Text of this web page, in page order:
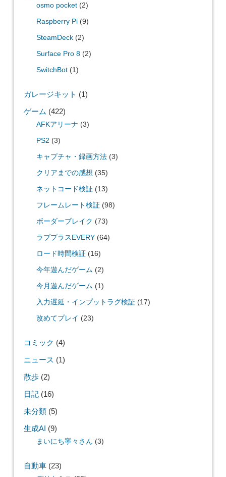
osmo pocket(2)
Raspberry Pi(9)
SteamDeck(2)
Surface Pro 8(2)
SwitchBot(1)
ガレージキット (1)
ゲーム (422)
AFKアリーナ (3)
PS2 (3)
キャプチャ・録画方法(3)
クリアまでの感想 (35)
ネットコード検証 (13)
フレームレート検証 (98)
ボーダーブレイク (73)
ラブプラスEVERY(64)
ロード時間検証 (16)
今年遊んだゲーム (2)
今月遊んだゲーム (1)
入力遅延・インプットラグ検証 (17)
改めてプレイ (23)
コミック (4)
ニュース (1)
散歩(2)
日記(16)
未分類(5)
生成AI (9)
まいにち寧々さん (3)
自動車(23)